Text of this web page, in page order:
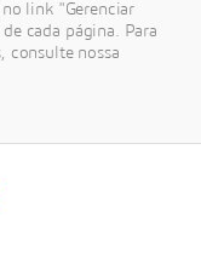
link "Gerenciar
cada página. Para
consulte nossa